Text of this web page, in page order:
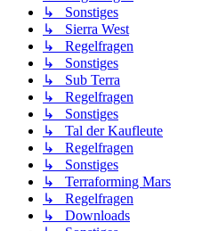
↳ Sonstiges
↳ Sierra West
↳ Regelfragen
↳ Sonstiges
↳ Sub Terra
↳ Regelfragen
↳ Sonstiges
↳ Tal der Kaufleute
↳ Regelfragen
↳ Sonstiges
↳ Terraforming Mars
↳ Regelfragen
↳ Downloads